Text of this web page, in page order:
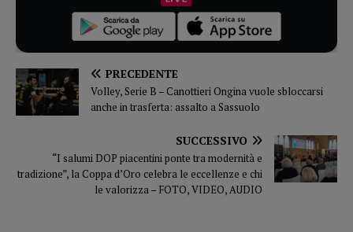
PRECEDENTE
Volley, Serie B – Canottieri Ongina vuole sbloccarsi
anche in trasferta: assalto a Sassuolo
SUCCESSIVO
“I salumi DOP piacentini ponte tra modernità e
tradizione”, la Coppa d’Oro celebra le eccellenze e chi
le valorizza – FOTO, VIDEO, AUDIO